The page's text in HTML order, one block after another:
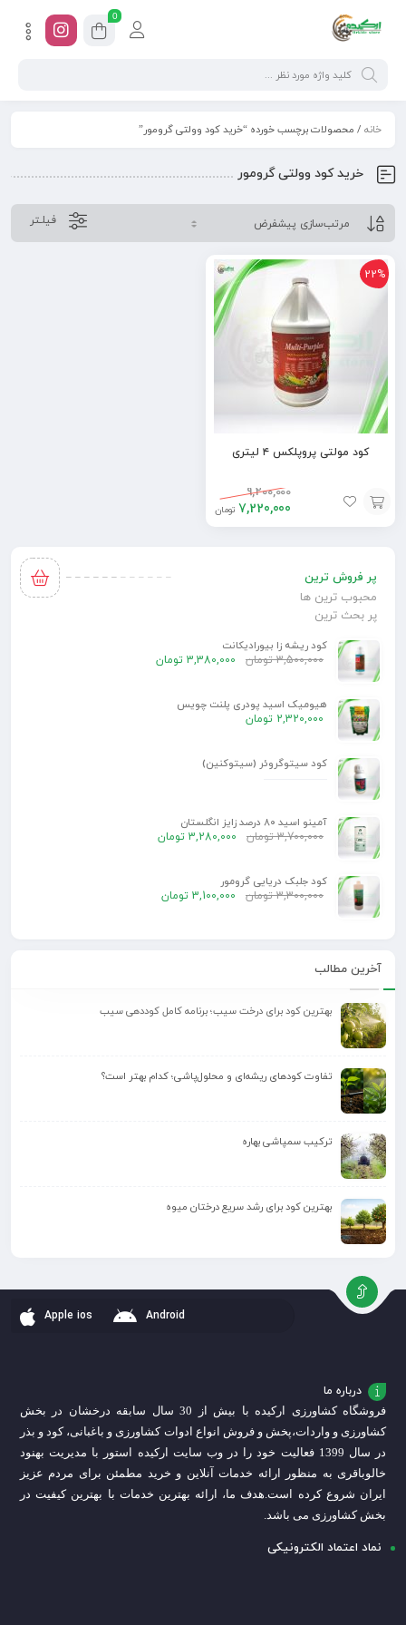
0
خانه / محصولات برچسب خورده “خرید کود وولتی گرومور”
خرید کود وولتی گرومور
فیلـتر
22%
کود مولتی پروپلکس ۴ لیتری
9,200,000
7,220,000 تومان
افزودن
سبد
پر فروش ترین
محبوب ترین ها
پر بحث ترین
کود ریشه زا بیورادیکانت
3,500,000 تومان 3,380,000 تومان
هیومیک اسید پودری پلنت چویس
2,320,000 تومان
کود سیتوگروئر (سیتوکنین)
آمینو اسید 80 درصد زایز انگلستان
3,700,000 تومان 3,280,000 تومان
کود جلبک دریایی گرومور
3,300,000 تومان 3,100,000 تومان
آخرین مطالب
بهترین کود برای درخت سیب؛ برنامه کامل کوددهی سیب
تفاوت کودهای ریشه‌ای و محلول‌پاشی؛ کدام بهتر است؟
ترکیب سمپاشی بهاره
بهترین کود برای رشد سریع درختان میوه
Apple ios Android
درباره ما
فروشگاه کشاورزی ارکیده با بیش از 30 سال سابقه درخشان در بخش
کشاورزی و واردات،پخش و فروش انواع ادوات کشاورزی و باغبانی، کود و بذر
در سال 1399 فعالیت خود را در وب سایت ارکیده استور با مدیریت بهنود
خالوباقری به منظور ارائه خدمات آنلاین و خرید مطمئن برای مردم عزیز
ایران شروع کرده است.هدف ما، ارائه بهترین خدمات با بهترین کیفیت در
بخش کشاورزی می باشد.
نماد اعتماد الکترونیکی